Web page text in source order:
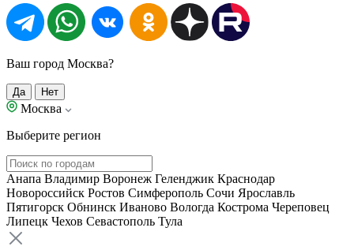
Ваш город Москва?
Да Нет
Москва
Выберите регион
Анапа Владимир Воронеж Геленджик Краснодар
Новороссийск Ростов Симферополь Сочи Ярославль
Пятигорск Обнинск Иваново Вологда Кострома Череповец
Липецк Чехов Севастополь Тула